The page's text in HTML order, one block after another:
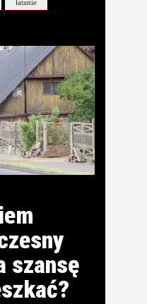
łatanie
szansę